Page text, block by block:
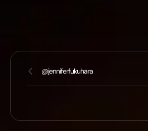
@jenniferfukuhara